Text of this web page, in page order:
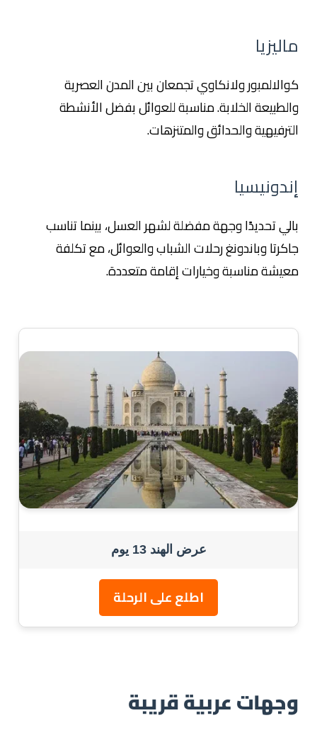
ماليزيا
كوالالمبور ولانكاوي تجمعان بين المدن العصرية
والطبيعة الخلابة. مناسبة للعوائل بفضل الأنشطة
الترفيهية والحدائق والمتنزهات.
إندونيسيا
بالي تحديدًا وجهة مفضلة لشهر العسل، بينما تناسب
جاكرتا وباندونغ رحلات الشباب والعوائل، مع تكلفة
معيشة مناسبة وخيارات إقامة متعددة.
عرض الهند 13 يوم
اطلع على الرحلة
وجهات عربية قريبة